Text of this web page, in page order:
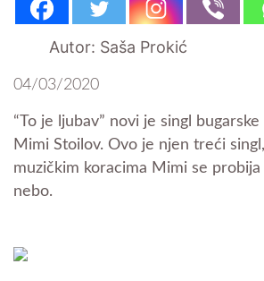
Autor: Saša Prokić
04/03/2020
“To je ljubav” novi je singl
Mimi Stoilov. Ovo je njen treći
muzičkim koracima Mimi se
nebo.